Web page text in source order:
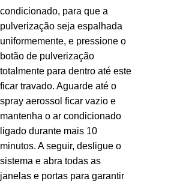
condicionado, para que a
pulverização seja espalhada
uniformemente, e pressione o
botão de pulverização
totalmente para dentro até este
ficar travado. Aguarde até o
spray aerossol ficar vazio e
mantenha o ar condicionado
ligado durante mais 10
minutos. A seguir, desligue o
sistema e abra todas as
janelas e portas para garantir